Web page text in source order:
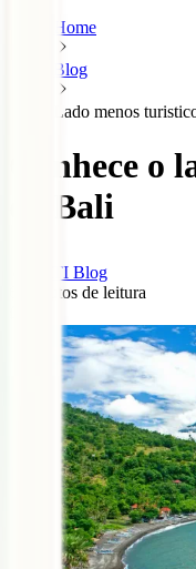
Home
Blog
Lado menos
Conhece o
de Bali
IATI Blog
minutos de leitura